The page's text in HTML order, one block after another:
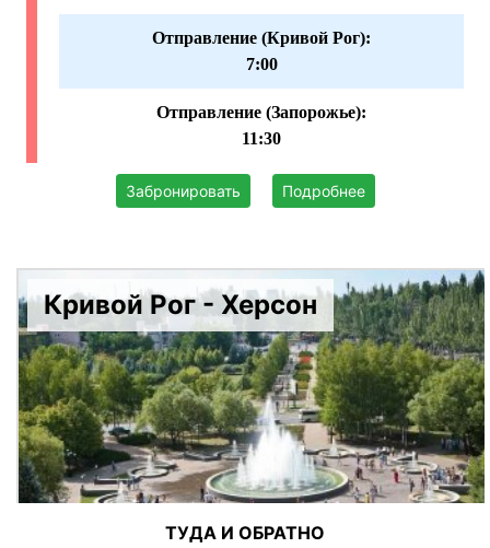
Отправление (Кривой Рог):
7:00
Отправление (Запорожье):
11:30
Забронировать Подробнее
Кривой Рог - Херсон
ТУДА И ОБРАТНО